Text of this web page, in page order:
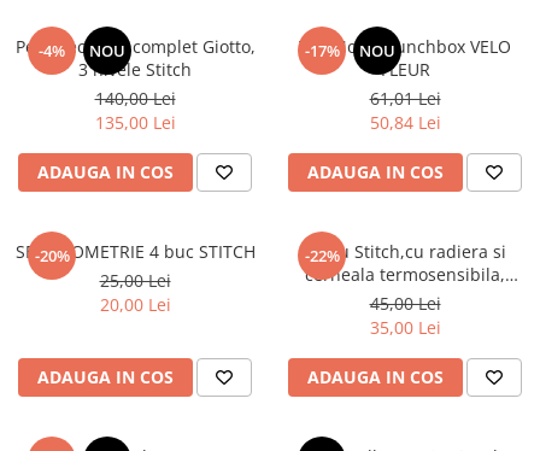
-4% NOU
Penar echipat complet Giotto,
3 nivele Stitch
140,00 Lei
135,00 Lei
ADAUGA IN COS
-17% NOU
TOPModel Lunchbox VELO
FLEUR
61,01 Lei
50,84 Lei
ADAUGA IN COS
-20%
SET GEOMETRIE 4 buc STITCH
25,00 Lei
20,00 Lei
ADAUGA IN COS
-22%
Stilou Stitch,cu radiera si
cerneala termosensibila,
pastel
45,00 Lei
35,00 Lei
ADAUGA IN COS